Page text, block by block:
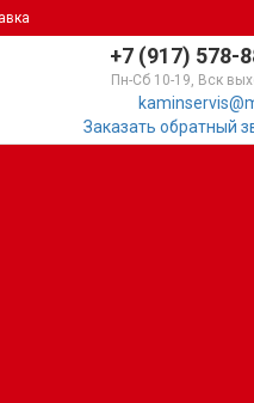
+7 (917) 578-
Пн-Сб 10-19, Вск
Заказать обратный